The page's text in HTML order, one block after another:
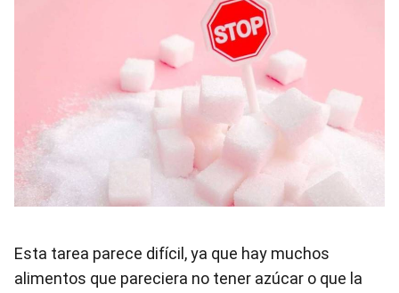
Esta tarea parece difícil, ya que hay muchos
alimentos que pareciera no tener azúcar o que la